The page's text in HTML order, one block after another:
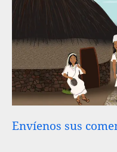
Envíenos sus